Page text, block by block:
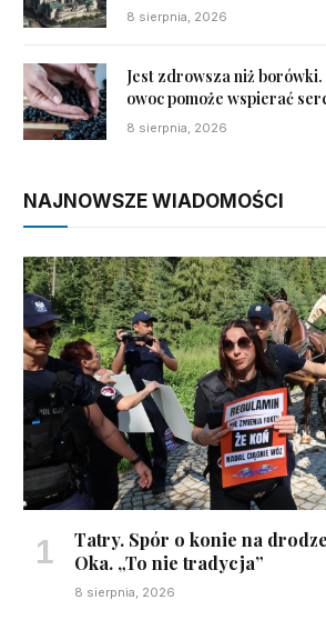
8 sierpnia, 2026
Jest zdrowsza niż
owoc pomoże wspierać
8 sierpnia, 2026
NAJNOWSZE WIADOMOŚCI
Tatry. Spór o konie na
Oka. „To nie tradycja”
8 sierpnia, 2026